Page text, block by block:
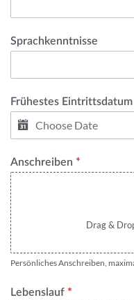
Sprachkenntnisse
Frühestes Eintrittsdatum
Anschreiben *
Drag &
Persönliches Anschreiben,
Lebenslauf *